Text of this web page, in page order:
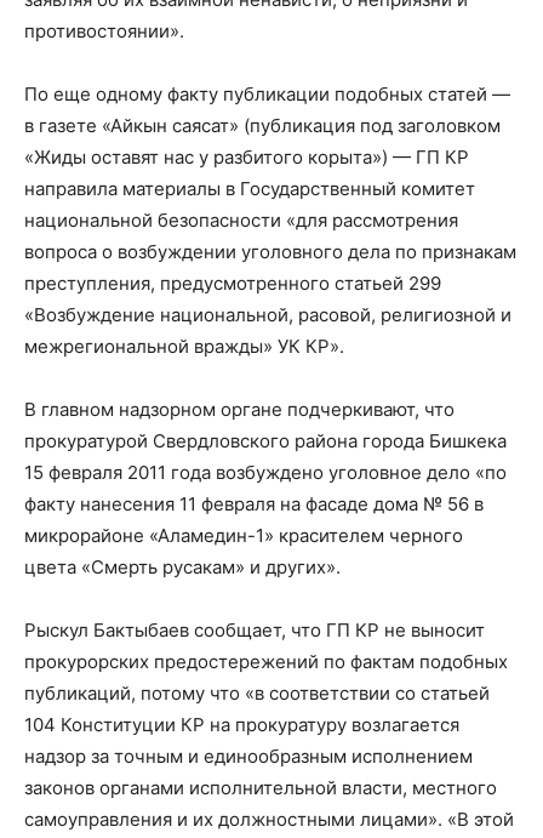
противостоянии».
По еще одному факту публикации подобных статей —
в газете «Айкын саясат» (публикация под заголовком
«Жиды оставят нас у разбитого корыта») — ГП КР
направила материалы в Государственный комитет
национальной безопасности «для рассмотрения
вопроса о возбуждении уголовного дела по признакам
преступления, предусмотренного статьей 299
«Возбуждение национальной, расовой, религиозной и
межрегиональной вражды» УК КР».
В главном надзорном органе подчеркивают, что
прокуратурой Свердловского района города Бишкека
15 февраля 2011 года возбуждено уголовное дело «по
факту нанесения 11 февраля на фасаде дома № 56 в
микрорайоне «Аламедин-1» красителем черного
цвета «Смерть русакам» и других».
Рыскул Бактыбаев сообщает, что ГП КР не выносит
прокурорских предостережений по фактам подобных
публикаций, потому что «в соответствии со статьей
104 Конституции КР на прокуратуру возлагается
надзор за точным и единообразным исполнением
законов органами исполнительной власти, местного
самоуправления и их должностными лицами». «В этой